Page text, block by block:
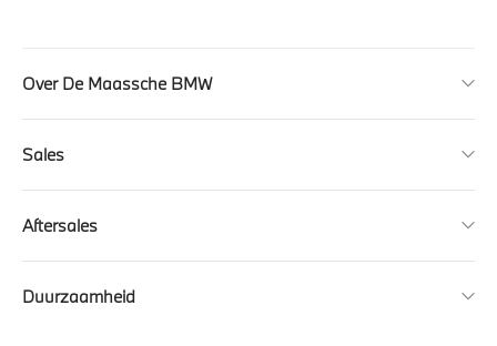
Over De Maassche BMW
Sales
Aftersales
Duurzaamheid